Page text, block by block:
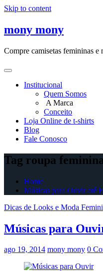
Skip to content
mony mony
Compre camisetas femininas
Institucional
Quem Somos
A Marca
Conceito
Loja Online de t-shirts
Blog
Fale Conosco
Tag roupa
Home
Músicas para Ouvir até
Dicas de Looks e Moda
Músicas para
ago 19, 2014 mony mony 0